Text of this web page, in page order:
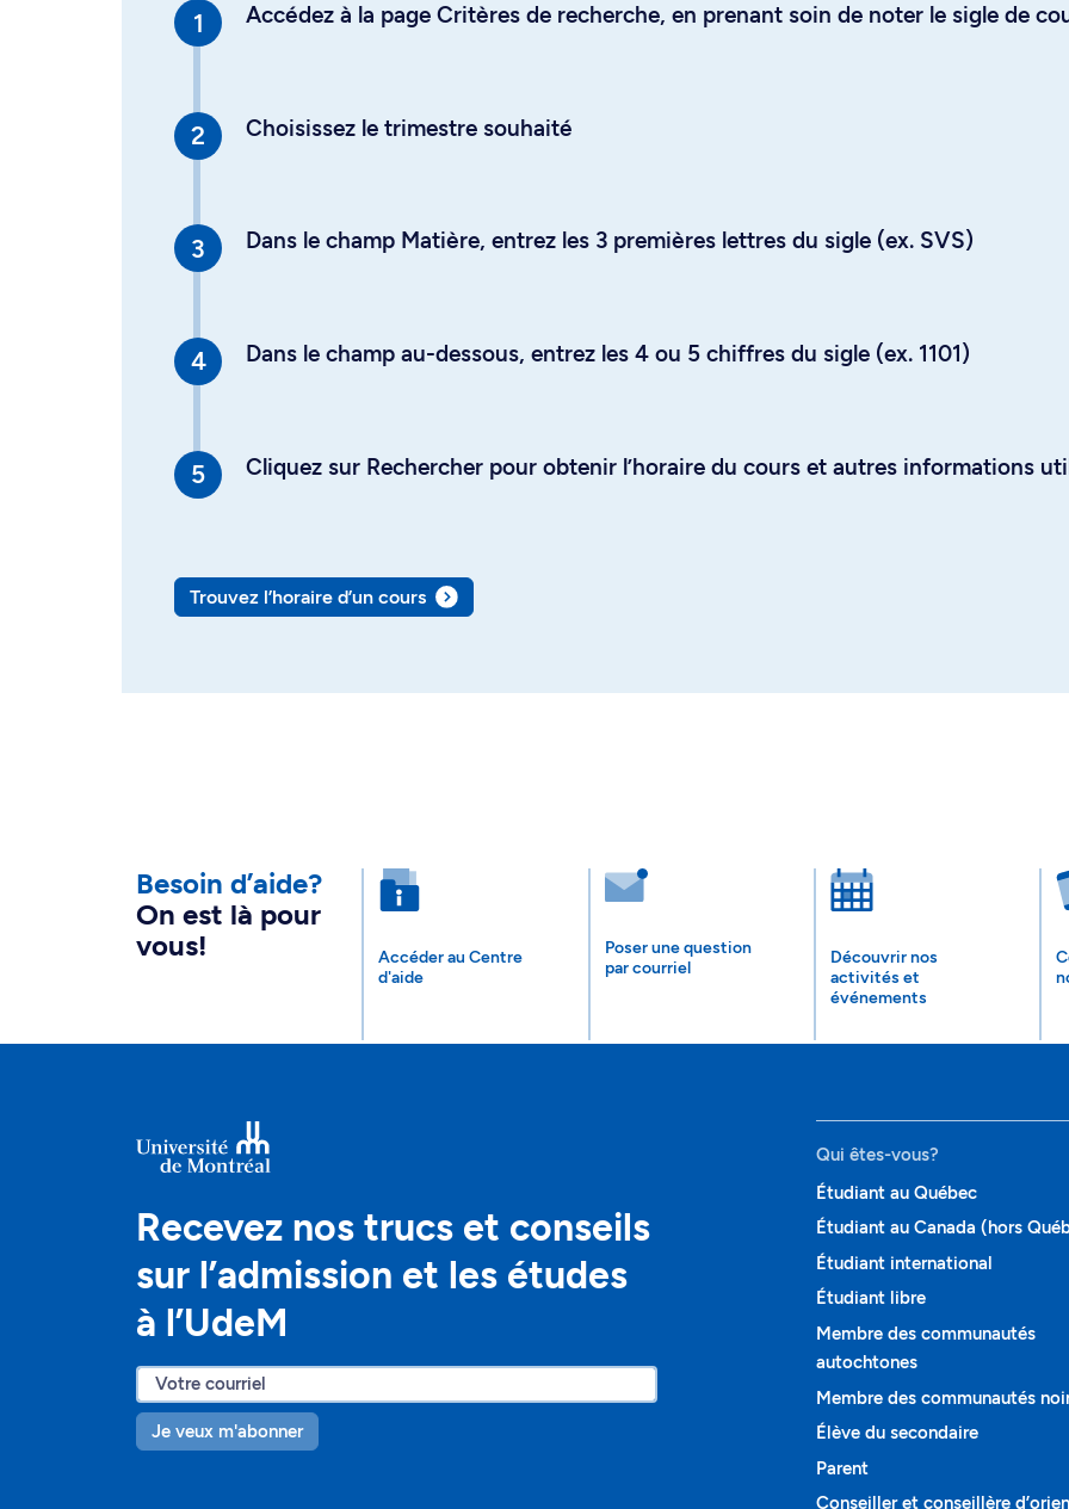
Accédez à la page Critères de recherche, en prenant soin de noter le sigle de
Choisissez le trimestre souhaité
Dans le champ Matière, entrez les 3 premières lettres du sigle (ex. SVS)
Dans le champ au-dessous, entrez les 4 ou 5 chiffres du sigle (ex. 1101)
Cliquez sur Rechercher pour obtenir l’horaire du cours et autres informations
Trouvez l’horaire d’un cours
Besoin d’aide?
On est là pour
vous!
Accéder au Centre
d'aide
Poser une question
par courriel
Découvrir nos
activités et
événements
Recevez nos trucs et conseils
sur l’admission et les études
à l’UdeM
Je veux m'abonner
Qui êtes-vous?
Étudiant au Québec
Étudiant au Canada (hors
Étudiant international
Étudiant libre
Membre des communautés
autochtones
Membre des communautés
Élève du secondaire
Parent
Conseiller et conseillère